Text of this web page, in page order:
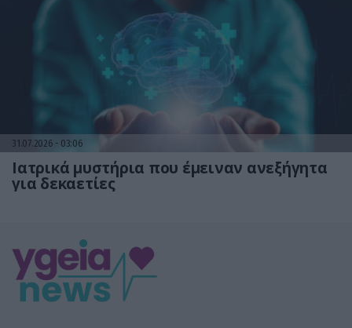
31.07.2026 03:06
Ιατρικά μυστήρια που έμειναν ανεξήγητα
για δεκαετίες